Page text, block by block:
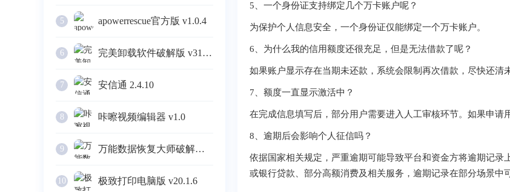
5 apowerrescue官方版 v1.0.4
6 完美卸载软件破解版 v31.16
7 安信通 2.4.10
8 咔嚓视频编辑器 v1.0
9 万能数据恢复大师破解版 v6.3
10 极致打印电脑版 v20.1.6
5、一个身份证支持绑定几个万卡账户呢？
为保护个人信息安全，一个身份证仅能绑定一个万卡账户。
6、为什么我的信用额度还很充足，但是无法借款了呢？
如果账户显示存在当期未还款，系统会限制再次借款，尽快还清
7、额度一直显示激活中？
在完成信息填写后，部分用户需要进入人工审核环节。如果申请
8、逾期后会影响个人征信吗？
依据国家相关规定，严重逾期可能导致平台和资金方将逾期记
或银行贷款、部分高额消费及相关服务，逾期记录在部分场景中